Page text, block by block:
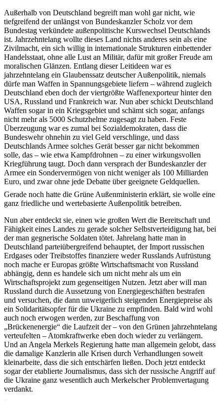
Außerhalb von Deutschland begreift man wohl gar nicht, wie
tiefgreifend der unlängst von Bundeskanzler Scholz vor dem
Bundestag verkündete außenpolitische Kurswechsel Deutschlands
ist. Jahrzehntelang wollte dieses Land nichts anderes sein als eine
Zivilmacht, ein sich willig in internationale Strukturen einbettender
Handelsstaat, ohne alle Lust an Militär, dafür mit großer Freude am
moralischen Glänzen. Entlang dieser Leitideen war es
jahrzehntelang ein Glaubenssatz deutscher Außenpolitik, niemals
dürfe man Waffen in Spannungsgebiete liefern – während zugleich
Deutschland eben doch der viertgrößte Waffenexporteur hinter den
USA, Russland und Frankreich war. Nun aber schickt Deutschland
Waffen sogar in ein Kriegsgebiet und schämt sich sogar, anfangs
nicht mehr als 5000 Schutzhelme zugesagt zu haben. Feste
Überzeugung war es zumal bei Sozialdemokraten, dass die
Bundeswehr ohnehin zu viel Geld verschlinge, und dass
Deutschlands Armee solches Gerät besser gar nicht bekommen
solle, das – wie etwa Kampfdrohnen – zu einer wirkungsvollen
Kriegführung taugt. Doch dann versprach der Bundeskanzler der
Armee ein Sondervermögen von nicht weniger als 100 Milliarden
Euro, und zwar ohne jede Debatte über geeignete Geldquellen.
Gerade noch hatte die Grüne Außenministerin erklärt, sie wolle eine
ganz friedliche und wertebasierte Außenpolitik betreiben.
Nun aber entdeckt sie, einen wie großen Wert die Bereitschaft und
Fähigkeit eines Landes zu gerade solcher Selbstverteidigung hat, bei
der man gegnerische Soldaten tötet. Jahrelang hatte man in
Deutschland parteiübergreifend behauptet, der Import russischen
Erdgases oder Treibstoffes finanziere weder Russlands Aufrüstung
noch mache er Europas größte Wirtschaftsmacht von Russland
abhängig, denn es handele sich um nicht mehr als um ein
Wirtschaftsprojekt zum gegenseitigen Nutzen. Jetzt aber will man
Russland durch die Aussetzung von Energiegeschäften bestrafen
und versuchen, die dann unweigerlich steigenden Energiepreise als
ein Solidaritätsopfer für die Ukraine zu empfinden. Bald wird wohl
auch noch erwogen werden, zur Beschaffung von
„Brückenenergie“ die Laufzeit der – von den Grünen jahrzehntelang
verteufelten – Atomkraftwerke eben doch wieder zu verlängern.
Und an Angela Merkels Regierung hatte man allgemein gelobt, dass
die damalige Kanzlerin alle Krisen durch Verhandlungen soweit
kleinarbeite, dass die sich entschärfen ließen. Doch jetzt entdeckt
sogar der etablierte Journalismus, dass sich der russische Angriff auf
die Ukraine ganz wesentlich auch Merkelscher Problemvertagung
verdankt.